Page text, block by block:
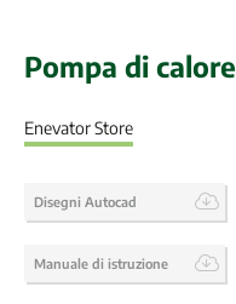
Pompa di calore
Enevator Store
Disegni Autocad
Manuale di istruzione